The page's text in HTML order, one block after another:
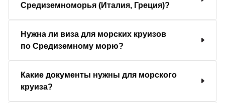
Средиземноморья (Италия, Греция)?
Нужна ли виза для морских круизов
по Средиземному морю?
Какие документы нужны для морского
круиза?